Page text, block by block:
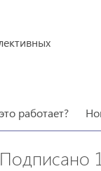
работает?
Подписано